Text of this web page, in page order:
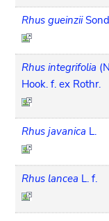
Rhus gueinzii
Rhus integrifolia
Hook. f. ex Rothr.
Rhus javanica L.
Rhus lancea L. f.